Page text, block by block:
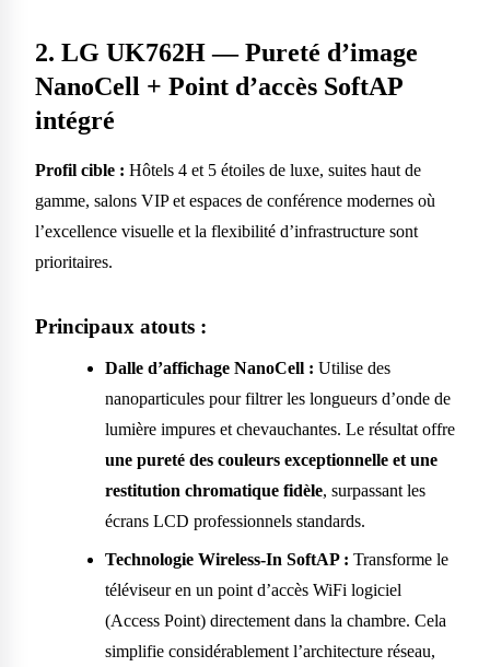
2. LG UK762H — Pureté d’image
NanoCell + Point d’accès SoftAP
intégré
Profil cible : Hôtels 4 et 5 étoiles de luxe, suites haut de
gamme, salons VIP et espaces de conférence modernes où
l’excellence visuelle et la flexibilité d’infrastructure sont
prioritaires.
Principaux atouts :
Dalle d’affichage NanoCell : Utilise des
nanoparticules pour filtrer les longueurs d’onde de
lumière impures et chevauchantes. Le résultat offre
une pureté des couleurs exceptionnelle et une
restitution chromatique fidèle, surpassant les
écrans LCD professionnels standards.
Technologie Wireless-In SoftAP : Transforme le
téléviseur en un point d’accès WiFi logiciel
(Access Point) directement dans la chambre. Cela
simplifie considérablement l’architecture réseau,